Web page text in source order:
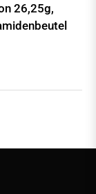
26,25g,